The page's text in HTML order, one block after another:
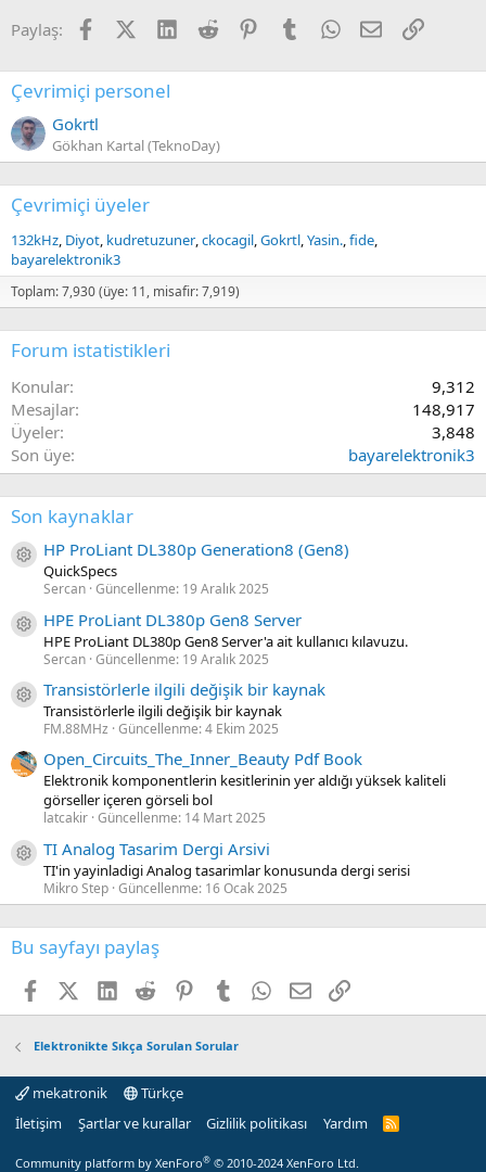
Paylaş: FacebookX (Twitter)
LinkedIn
Reddit PinterestTumblrWhatsApp
E-postaLink
Çevrimiçi personel
Gokrtl
Gökhan Kartal (TeknoDay)
Çevrimiçi üyeler
132kHz Diyot kudretuzuner ckocagil Gokrtl Yasin. fide
bayarelektronik3
Toplam: 7,930 (üye: 11, misafir: 7,919)
Forum istatistikleri
Konular
9,312
Mesajlar
148,917
Üyeler
3,848
Son üye
bayarelektronik3
Son kaynaklar
Kaynak ikon/amblem
HP ProLiant DL380p Generation8 (Gen8)
QuickSpecs
Sercan Güncellenme: 19 Aralık 2025
Kaynak ikon/amblem
HPE ProLiant DL380p Gen8 Server
HPE ProLiant DL380p Gen8 Server'a ait kullanıcı kılavuzu.
Sercan Güncellenme: 19 Aralık 2025
Kaynak ikon/amblem
Transistörlerle ilgili değişik bir kaynak
Transistörlerle ilgili değişik bir kaynak
FM.88MHz Güncellenme:4 Ekim 2025
Open_Circuits_The_Inner_Beauty Pdf Book
Elektronik komponentlerin kesitlerinin yer aldığı yüksek kaliteli
görseller içeren görseli bol
latcakir Güncellenme: 14 Mart 2025
Kaynak ikon/amblem
TI Analog Tasarim Dergi Arsivi
TI'in yayinladigi Analog tasarimlar konusunda dergi serisi
Mikro Step Güncellenme: 16 Ocak 2025
Bu sayfayı paylaş
FacebookX (Twitter)
LinkedIn
Reddit PinterestTumblr WhatsApp
E-postaLink
Elektronikte Sıkça Sorulan Sorular
mekatronik
Türkçe
İletişim
Şartlar ve kurallar Gizlilik politikası Yardım
R
Community platform by XenForo® © 2010-2024 XenForo Ltd.